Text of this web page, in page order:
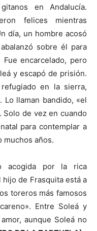
en Andalucía.
felices mientras
día, un hombre acosó
sobre él para
encarcelado, pero
y escapó de prisión.
en la sierra,
Lo llaman bandido, «el
Solo de vez en cuando
para contemplar a
muchos años.
acogida por la rica
de Frasquita está a
toreros más famosos
Entre Soleá y
aunque Soleá no